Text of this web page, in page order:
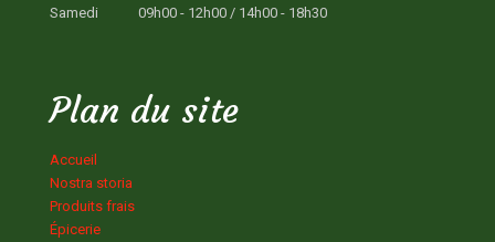
Samedi
09h00 - 12h00 / 14h00 - 18h30
Plan du site
Accueil
Nostra storia
Produits frais
Épicerie